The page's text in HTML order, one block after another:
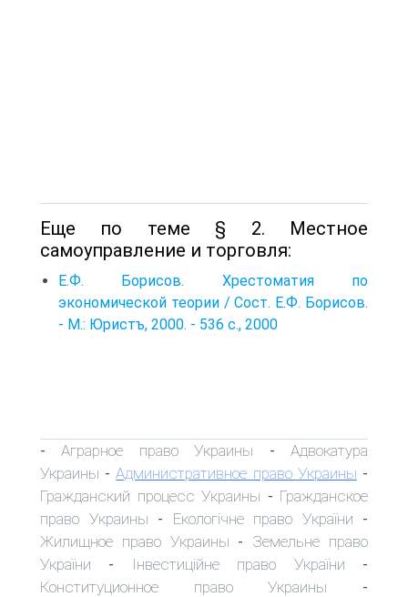
Еще по теме § 2. Местное
самоуправление и торговля:
Е.Ф. Борисов. Хрестоматия по
экономической теории / Сост. Е.Ф. Борисов.
- М.: Юристъ, 2000. - 536 с., 2000
-Аграрное право Украины -Адвокатура
Украины -Административное право Украины -
Гражданский процесс Украины - Гражданское
право Украины - Екологічне право України -
Жилищное право Украины - Земельне право
України - Інвестиційне право України -
Конституционное право Украины -